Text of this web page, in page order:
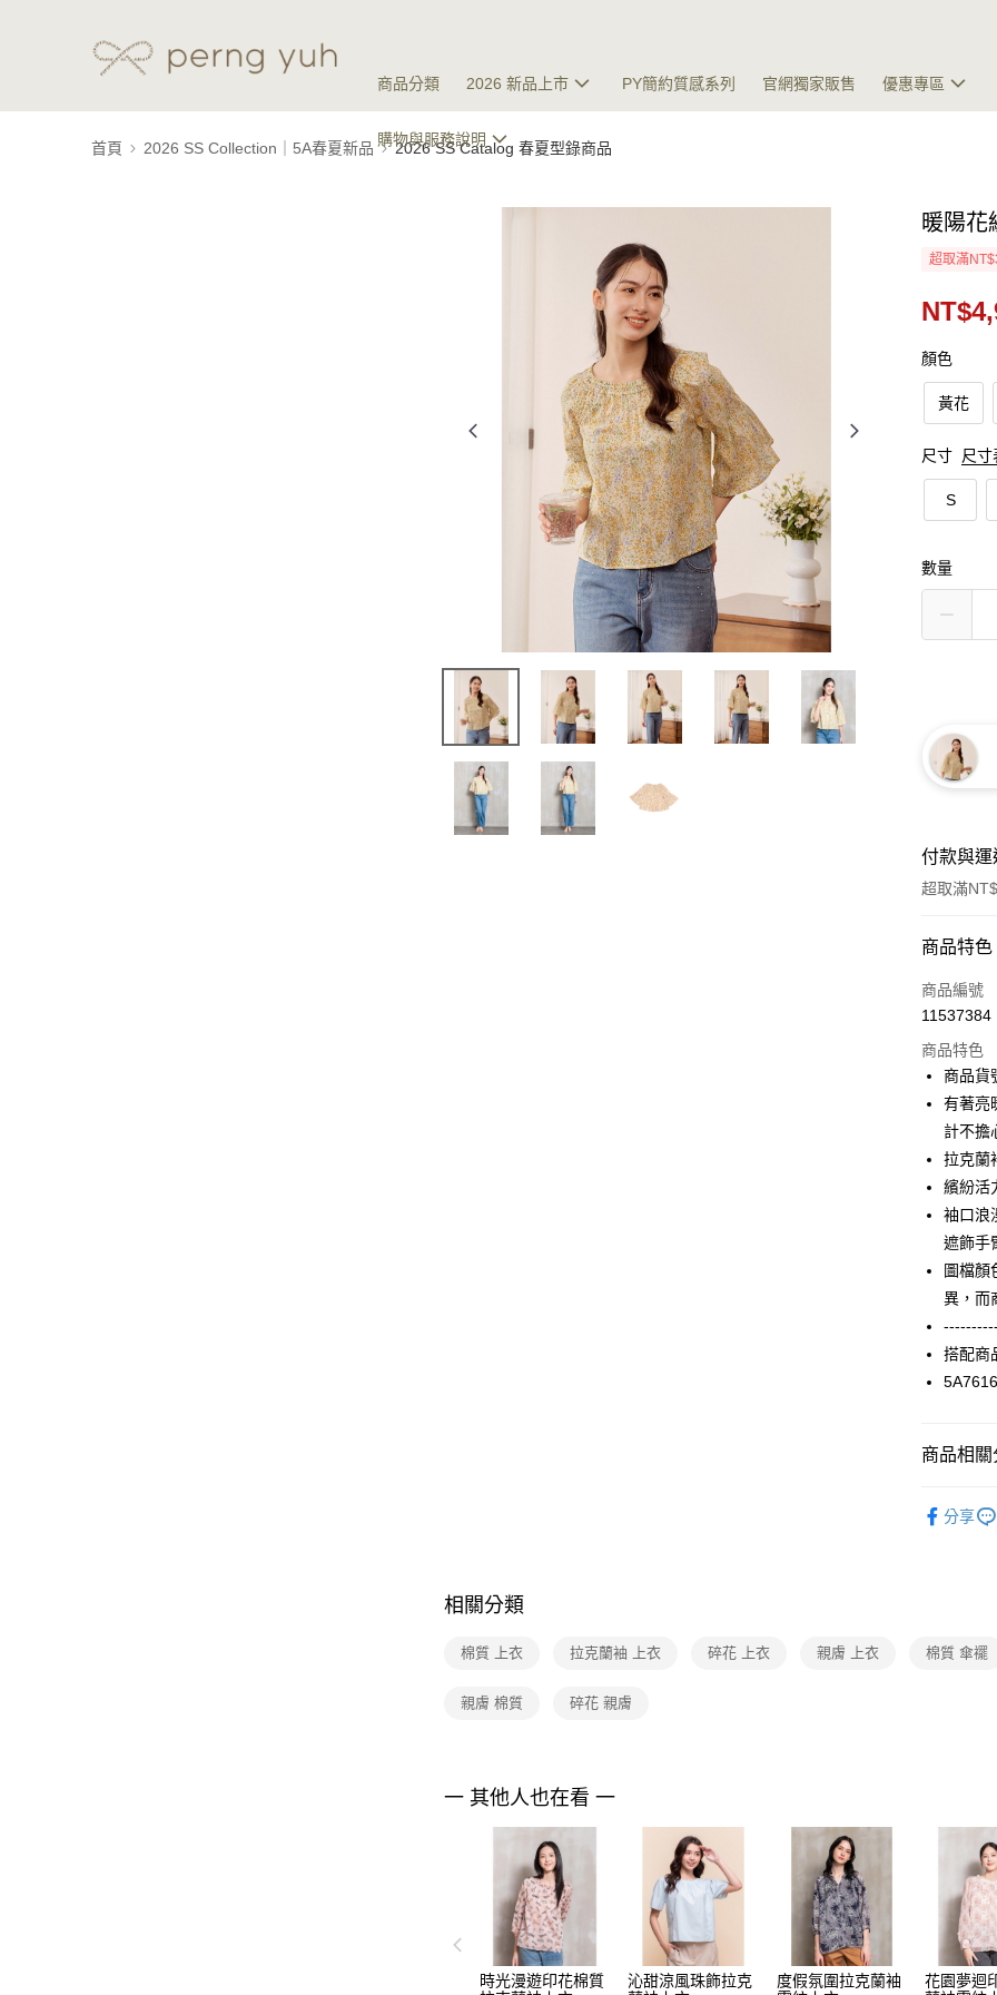
商品分類 2026 新品上市 PY簡約質感系列 官網獨家販售 優惠專區
購物與服務說明
首頁 2026 SS Collection｜5A春夏新品 2026 SS Catalog 春夏型錄商品
暖陽花
超取滿
顏色
黃花
尺寸 尺寸
S
數量
付款與
超取滿
付款方式
信用卡一
3 期
合作金
華南商
國泰世
臺灣中
匯豐（
聯邦商
元大商
台新國
台灣樂
LINE Pay
街口支付
相關說明
【關於「
AFTEE
２．便利
３．安心
付」結帳
／ATM／
４．使用
即時審查
結果請求
５．嚴禁
形，恩沛
ATM付款
運送方式
每筆
每筆
商品特色
商品編號
11537384
商品特色
商品貨
有著亮
計不擔
拉克蘭
繽紛活
袖口浪
遮飾手
圖檔顏
異，而
搭配商
商品相關
品 分享
相關分類
棉質 上衣 拉克蘭袖 上衣 碎花 上衣 親膚 上衣 棉質 傘襬
親膚 棉質 碎花 親膚
一 其他人也在看 一
時光漫遊印花棉質
沁甜涼風珠飾拉克
度假氛圍拉克蘭袖
花園夢迴